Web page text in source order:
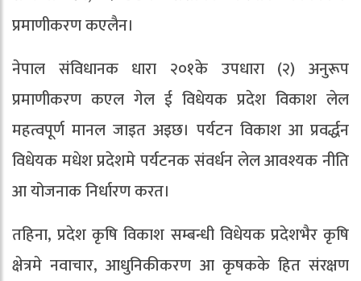
प्रमाणीकरण कएलैन।
नेपाल संविधानक धारा २०१के उपधारा (२) अनुरूप
प्रमाणीकरण कएल गेल ई विधेयक प्रदेश विकाश लेल
महत्वपूर्ण मानल जाइत अइछ। पर्यटन विकाश आ प्रवर्द्धन
विधेयक मधेश प्रदेशमे पर्यटनक संवर्धन लेल आवश्यक नीति
आ योजनाक निर्धारण करत।
तहिना, प्रदेश कृषि विकाश सम्बन्धी विधेयक प्रदेशभैर कृषि
क्षेत्रमे नवाचार, आधुनिकीकरण आ कृषकके हित संरक्षण